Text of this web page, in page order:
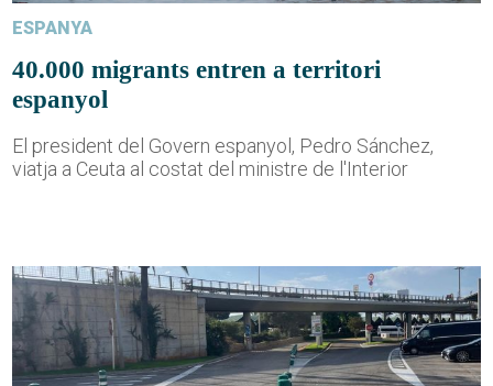
ESPANYA
40.000 migrants entren a territori
espanyol
El president del Govern espanyol, Pedro Sánchez,
viatja a Ceuta al costat del ministre de l'Interior